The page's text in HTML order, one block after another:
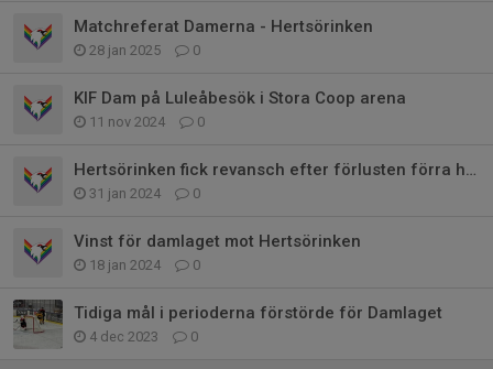
Matchreferat Damerna - Hertsörinken
28 jan 2025 0
KIF Dam på Luleåbesök i Stora Coop arena
11 nov 2024 0
Hertsörinken fick revansch efter förlusten förra helgen.
31 jan 2024 0
Vinst för damlaget mot Hertsörinken
18 jan 2024 0
Tidiga mål i perioderna förstörde för Damlaget
4 dec 2023 0